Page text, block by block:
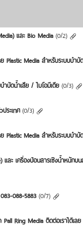
และ Bio Media (0/2)
Plastic Media สำหรับระบบบำบั
บัดน้ำเสีย / ไบโอมีเดีย (0/3)
ระเทศ(0/3)
Plastic Media สำหรับระบบบำบั
ละ เครื่องป้อนสารเชิงน้ำหนักบ
088-5883(0/7)
Ring Media ติดต่อเราได้เลย